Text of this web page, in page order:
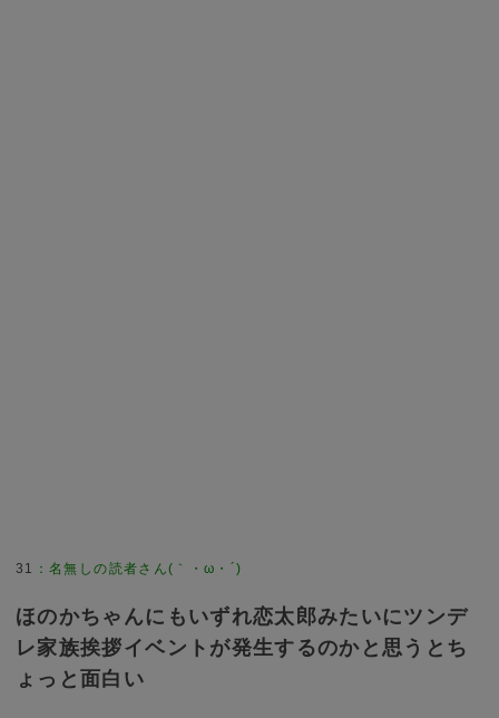
31 ：名無しの読者さん(｀・ω・´)
ほのかちゃんにもいずれ恋太郎みたいにツンデ
レ家族挨拶イベントが発生するのかと思うとち
ょっと面白い